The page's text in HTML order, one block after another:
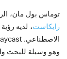
توماس بول مان،
رايكاست، لديه
وهو وسيلة للبحث